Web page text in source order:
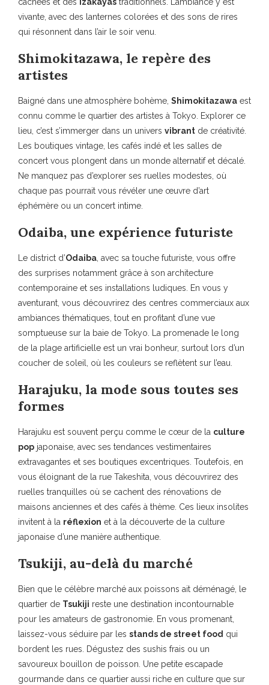
cachées et des izakayas traditionnels. L’ambiance y est
vivante, avec des lanternes colorées et des sons de rires
qui résonnent dans l’air le soir venu.
Shimokitazawa, le repère des
artistes
Baigné dans une atmosphère bohème, Shimokitazawa est
connu comme le quartier des artistes à Tokyo. Explorer ce
lieu, c’est s’immerger dans un univers vibrant de créativité.
Les boutiques vintage, les cafés indé et les salles de
concert vous plongent dans un monde alternatif et décalé.
Ne manquez pas d’explorer ses ruelles modestes, où
chaque pas pourrait vous révéler une œuvre d’art
éphémère ou un concert intime.
Odaiba, une expérience futuriste
Le district d’Odaiba, avec sa touche futuriste, vous offre
des surprises notamment grâce à son architecture
contemporaine et ses installations ludiques. En vous y
aventurant, vous découvrirez des centres commerciaux aux
ambiances thématiques, tout en profitant d’une vue
somptueuse sur la baie de Tokyo. La promenade le long
de la plage artificielle est un vrai bonheur, surtout lors d’un
coucher de soleil, où les couleurs se reflètent sur l’eau.
Harajuku, la mode sous toutes ses
formes
Harajuku est souvent perçu comme le cœur de la culture
pop japonaise, avec ses tendances vestimentaires
extravagantes et ses boutiques excentriques. Toutefois, en
vous éloignant de la rue Takeshita, vous découvrirez des
ruelles tranquilles où se cachent des rénovations de
maisons anciennes et des cafés à thème. Ces lieux insolites
invitent à la réflexion et à la découverte de la culture
japonaise d’une manière authentique.
Tsukiji, au-delà du marché
Bien que le célèbre marché aux poissons ait déménagé, le
quartier de Tsukiji reste une destination incontournable
pour les amateurs de gastronomie. En vous promenant,
laissez-vous séduire par les stands de street food qui
bordent les rues. Dégustez des sushis frais ou un
savoureux bouillon de poisson. Une petite escapade
gourmande dans ce quartier aussi riche en culture que sur